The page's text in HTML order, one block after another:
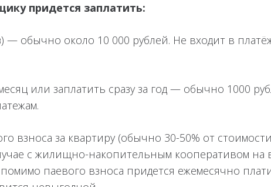
придется заплатить:
обычно около 10 000 рублей. Не входит в
или заплатить сразу за год — обычно 1000
за квартиру (обычно 30-50% от
с жилищно-накопительным кооперативом на
паевого взноса придется ежемесячно